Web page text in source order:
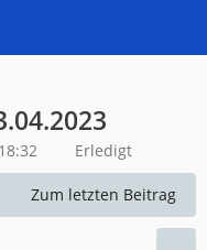
Erledigt
Zum letzten Beitrag